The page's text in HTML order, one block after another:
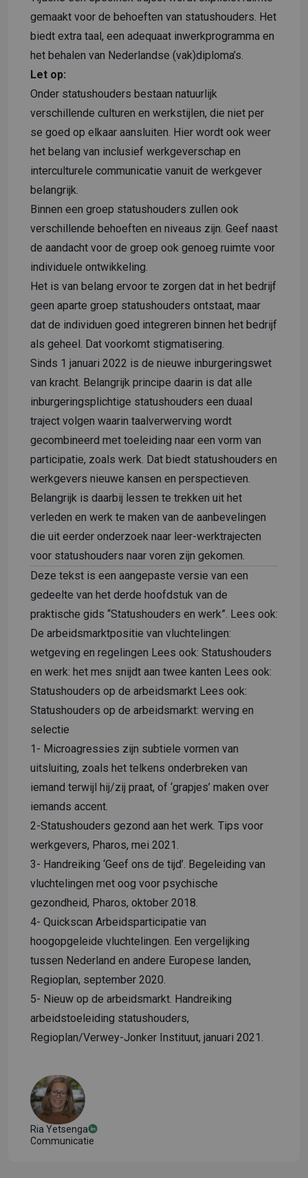
gemaakt voor de behoeften van statushouders. Het
biedt extra taal, een adequaat inwerkprogramma en
het behalen van Nederlandse (vak)diploma’s.
Let op:
Onder statushouders bestaan natuurlijk
verschillende culturen en werkstijlen, die niet per
se goed op elkaar aansluiten. Hier wordt ook weer
het belang van inclusief werkgeverschap en
interculturele communicatie vanuit de werkgever
belangrijk.
Binnen een groep statushouders zullen ook
verschillende behoeften en niveaus zijn. Geef naast
de aandacht voor de groep ook genoeg ruimte voor
individuele ontwikkeling.
Het is van belang ervoor te zorgen dat in het bedrijf
geen aparte groep statushouders ontstaat, maar
dat de individuen goed integreren binnen het bedrijf
als geheel. Dat voorkomt stigmatisering.
Sinds 1 januari 2022 is de nieuwe inburgeringswet
van kracht. Belangrijk principe daarin is dat alle
inburgeringsplichtige statushouders een duaal
traject volgen waarin taalverwerving wordt
gecombineerd met toeleiding naar een vorm van
participatie, zoals werk. Dat biedt statushouders en
werkgevers nieuwe kansen en perspectieven.
Belangrijk is daarbij lessen te trekken uit het
verleden en werk te maken van de aanbevelingen
die uit eerder onderzoek naar leer-werktrajecten
voor statushouders naar voren zijn gekomen.
Deze tekst is een aangepaste versie van een
gedeelte van het derde hoofdstuk van de
praktische gids “Statushouders en werk”. Lees ook:
De arbeidsmarktpositie van vluchtelingen:
wetgeving en regelingen Lees ook: Statushouders
en werk: het mes snijdt aan twee kanten Lees ook:
Statushouders op de arbeidsmarkt Lees ook:
Statushouders op de arbeidsmarkt: werving en
selectie
1- Microagressies zijn subtiele vormen van
uitsluiting, zoals het telkens onderbreken van
iemand terwijl hij/zij praat, of ‘grapjes’ maken over
iemands accent.
2-Statushouders gezond aan het werk. Tips voor
werkgevers, Pharos, mei 2021.
3- Handreiking ‘Geef ons de tijd’. Begeleiding van
vluchtelingen met oog voor psychische
gezondheid, Pharos, oktober 2018.
4- Quickscan Arbeidsparticipatie van
hoogopgeleide vluchtelingen. Een vergelijking
tussen Nederland en andere Europese landen,
Regioplan, september 2020.
5- Nieuw op de arbeidsmarkt. Handreiking
arbeidstoeleiding statushouders,
Regioplan/Verwey-Jonker Instituut, januari 2021.
Ria Yetsenga
Communicatie